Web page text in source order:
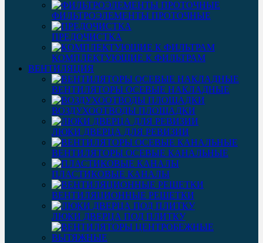
ФИЛЬТРОЭЛЕМЕНТЫ ПРОТОЧНЫЕ
ПРЕДОЧИСТКА
КОМПЛЕКТУЮЩИЕ К ФИЛЬТРАМ
ВЕНТИЛЯЦИЯ
ВЕНТИЛЯТОРЫ ОСЕВЫЕ НАКЛАДНЫЕ
ВОЗДУХООТВОДЫ ПЛОЩАДКИ
ЛЮКИ ДВЕРЦА ДЛЯ РЕВИЗИИ
ВЕНТИЛЯТОРЫ ОСЕВЫЕ КАНАЛЬНЫЕ
ПЛАСТИКОВЫЕ КАНАЛЫ
ВЕНТИЛЯЦИОННЫЕ РЕШЕТКИ
ЛЮКИ ДВЕРЦА ПОД ПЛИТКУ